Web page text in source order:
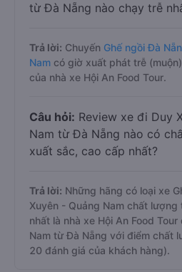
từ Đà Nẵng nào chạy trễ
Trả lời: Chuyến Ghế ngồi Đà
Nam có giờ xuất phát trễ
của nhà xe Hội An Food Tour.
Câu hỏi: Review xe đi Duy
Nam từ Đà Nẵng nào có
xuất sắc, cao cấp nhất?
Trả lời: Những hãng có loại xe
Xuyên - Quảng Nam chất
nhất là nhà xe Hội An Food
Nam từ Đà Nẵng với điểm chất
20 đánh giá của khách hàng).